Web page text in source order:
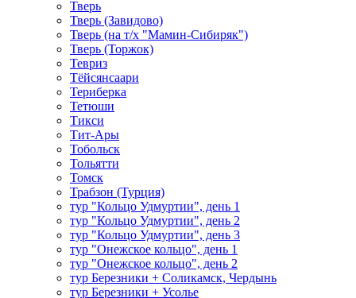
Тверь
Тверь (Завидово)
Тверь (на т/х "Мамин-Сибиряк")
Тверь (Торжок)
Тевриз
Тёйсянсаари
Териберка
Тетюши
Тикси
Тит-Ары
Тобольск
Тольятти
Томск
Трабзон (Турция)
тур "Кольцо Удмуртии", день 1
тур "Кольцо Удмуртии", день 2
тур "Кольцо Удмуртии", день 3
тур "Онежское кольцо", день 1
тур "Онежское кольцо", день 2
тур Березники + Соликамск, Чердынь
тур Березники + Усолье